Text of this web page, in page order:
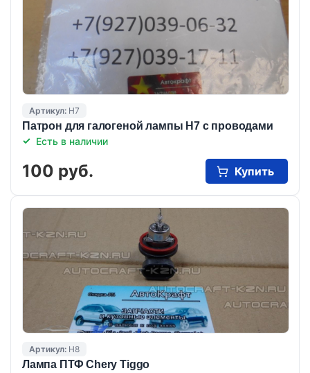
Артикул: Н7
Патрон для галогеной лампы Н7 с проводами
Есть в наличии
100 руб. Купить
Артикул: H8
Лампа ПТФ Chery Tiggo